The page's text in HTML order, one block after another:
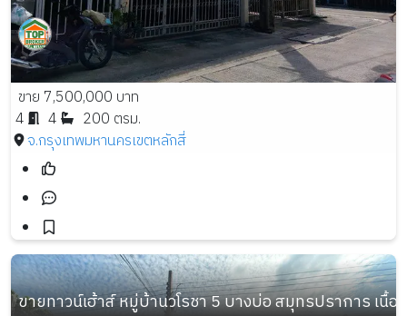
ขาย 7,500,000 บาท
4
4
200 ตรม.
จ.กรุงเทพมหานครเขตหลักสี่
ขายทาวน์เฮ้าส์ หมู่บ้านวโรชา 5 บางบ่อ สมุทรปราการ เนื้